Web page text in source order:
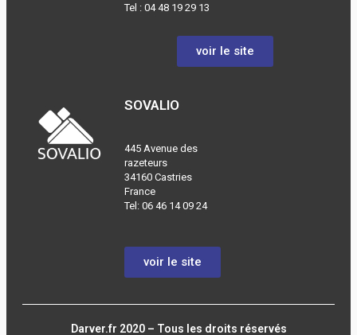
Tel :04 48 19 29 13
voir le site
SOVALIO
445 Avenue des
razeteurs
34160 Castries
France
Tel: 06 46 14 09 24
voir le site
Darver.fr 2020 – Tous les droits réservés